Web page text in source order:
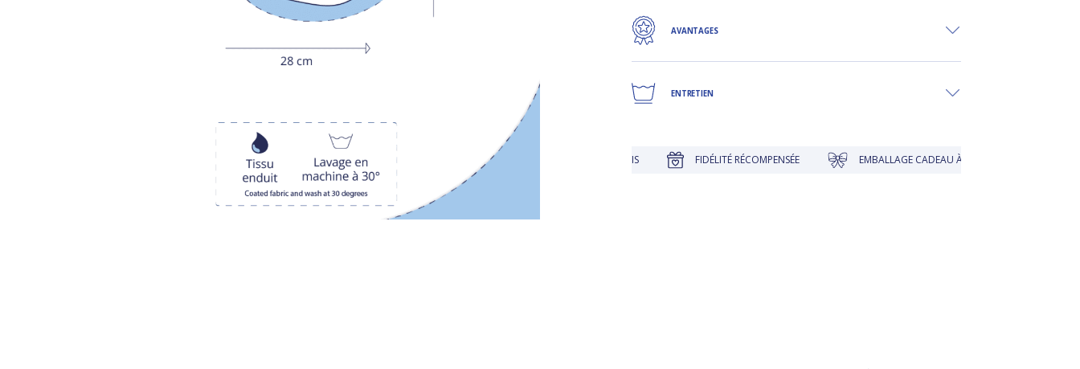
AVANTAGES
ENTRETIEN
LIVRAISON OFFERTE EN BOUTIQUE JUSQU'À 30 JOURS POUR CHANGER D'AVIS FIDÉLITÉ RÉCOMPENSÉE EMBALLAGE CADEAU À PRIX DOUX